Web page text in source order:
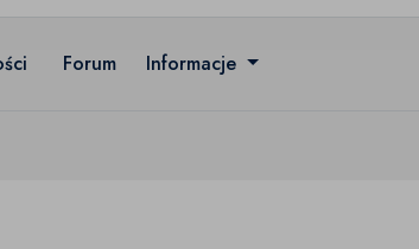
Forum Informacje